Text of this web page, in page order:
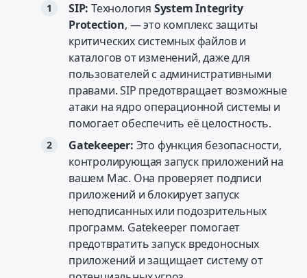
SIP: Технология System Integrity
Protection, — это комплекс защиты
критических системных файлов и
каталогов от изменений, даже для
пользователей с административными
правами. SIP предотвращает возможные
атаки на ядро операционной системы и
помогает обеспечить её целостность.
Gatekeeper: Это функция безопасности,
контролирующая запуск приложений на
вашем Mac. Она проверяет подписи
приложений и блокирует запуск
неподписанных или подозрительных
программ. Gatekeeper помогает
предотвратить запуск вредоносных
приложений и защищает систему от